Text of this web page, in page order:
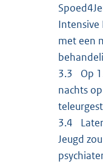
Intensive
met een
3.3 Op
nachts
3.4 Later
Jeugd